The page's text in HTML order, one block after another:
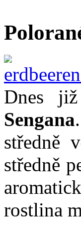
Dnes
Sengana
středně
středně
rostlina